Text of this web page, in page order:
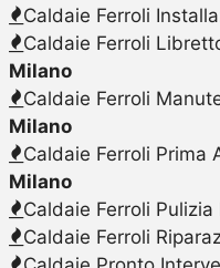
Caldaie Ferroli
Caldaie Ferroli
Milano
Caldaie Ferroli
Milano
Caldaie Ferroli Prima
Milano
Caldaie Ferroli Pulizia
Caldaie Ferroli